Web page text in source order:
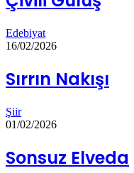
Edebiyat
16/02/2026
Sırrın Nakışı
Şiir
01/02/2026
Sonsuz Elveda